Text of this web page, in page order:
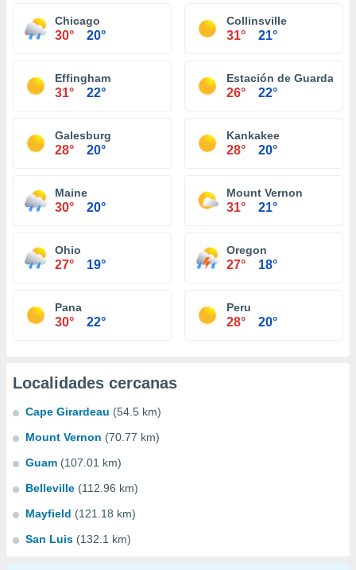
Chicago
30° 20°
Collinsville
31° 21°
Effingham
31° 22°
Estación de
26° 22°
Galesburg
28° 20°
Kankakee
28° 20°
Maine
30° 20°
Mount Vernon
31° 21°
Ohio
27° 19°
Oregon
27° 18°
Pana
30° 22°
Peru
28° 20°
Localidades cercanas
Cape Girardeau (54.5 km)
Mount Vernon (70.77 km)
Guam (107.01 km)
Belleville (112.96 km)
Mayfield (121.18 km)
San Luis (132.1 km)